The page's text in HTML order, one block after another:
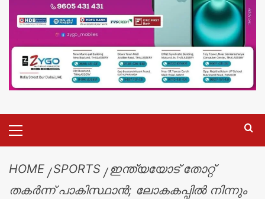
HOME SPORTS
ഇന്ത്യയോട് തോറ്റ്
തകർന്ന് പാകിസ്ഥാൻ; ലോകകപ്പിൽ നിന്നും